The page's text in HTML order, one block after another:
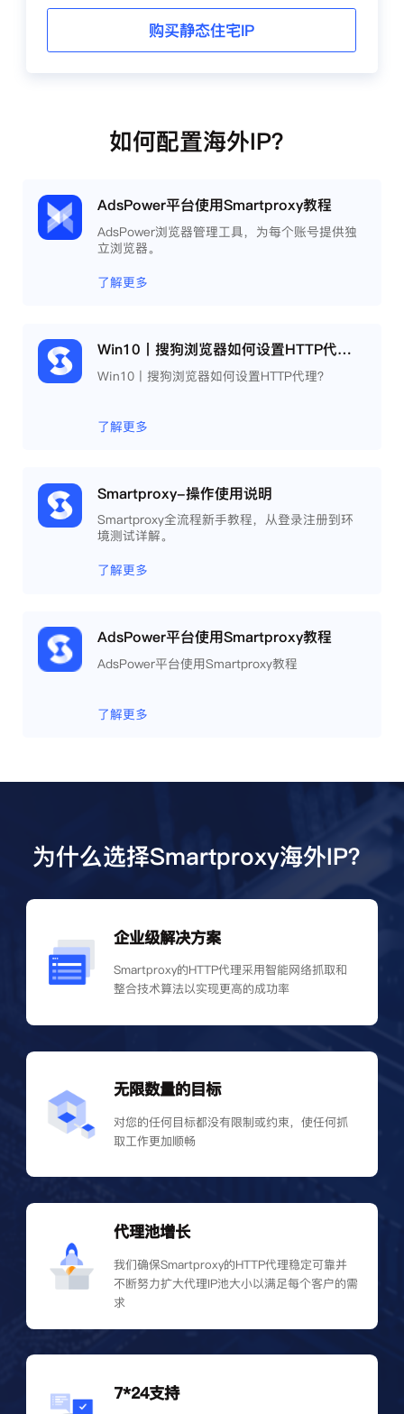
购买静态住宅IP
如何配置海外IP？
AdsPower平台使用Smartproxy教程
AdsPower浏览器管理工具，为每个账号提供独
立浏览器。
了解更多
Win10丨搜狗浏览器如何设置HTTP代理？
Win10丨搜狗浏览器如何设置HTTP代理？
了解更多
Smartproxy-操作使用说明
Smartproxy全流程新手教程，从登录注册到环
境测试详解。
了解更多
AdsPower平台使用Smartproxy教程
AdsPower平台使用Smartproxy教程
了解更多
为什么选择Smartproxy海外IP？
企业级解决方案
Smartproxy的HTTP代理采用智能网络抓取和
整合技术算法以实现更高的成功率
无限数量的目标
对您的任何目标都没有限制或约束，使任何抓
取工作更加顺畅
代理池增长
我们确保Smartproxy的HTTP代理稳定可靠并
不断努力扩大代理IP池大小以满足每个客户的需
求
7*24支持